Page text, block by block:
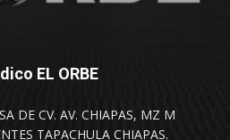
EL ORBE
DE CV. AV. CHIAPAS, MZ M
TAPACHULA CHIAPAS.